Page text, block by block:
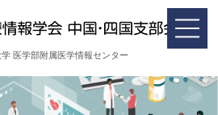
医学部附属医学情報センター